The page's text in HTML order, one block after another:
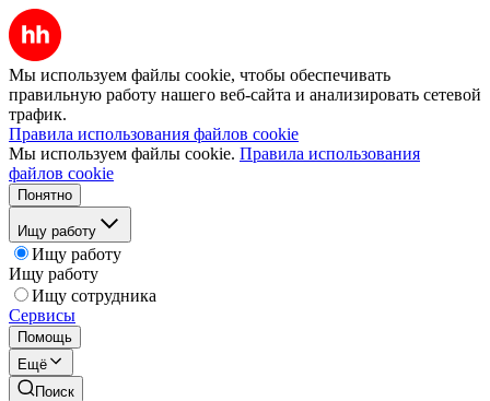
Мы используем файлы cookie, чтобы обеспечивать
правильную работу нашего веб-сайта и анализировать сетевой
трафик.
Правила использования файлов cookie
Мы используем файлы cookie. Правила использования
файлов cookie
Понятно
Ищу работу
Ищу работу
Ищу работу
Ищу сотрудника
Сервисы
Помощь
Ещё
Поиск